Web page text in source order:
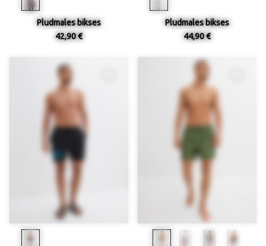
Pludmales bikses
42,90 €
Pludmales bikses
44,90 €